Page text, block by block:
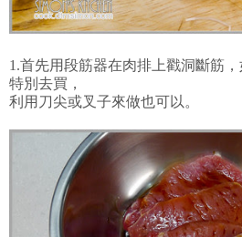
1.首先用段筋器在肉排上戳洞斷筋
特別去買，
利用刀尖或叉子來做也可以。